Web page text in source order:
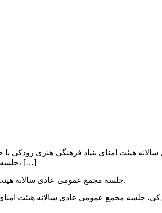
هیئت امنای بنیاد فرهنگی هنری رودکی با
جلسه مجمع عمومی عادی سالانه هیئت امنای بنیاد فرهنگی هنری رودکی روز چهارشنبه ۲۷ خرداد ۱۴۰۵ با حضور اعضای هیئت امنا، […]
جلسه مجمع عمومی عادی سالانه هیئت امنای بنیاد فرهنگی هنری رودکی با حضور اعضای هیئت امنا، هیئت مدیره و مدیرعامل بنیاد در محل این مجموعه برگزار شد.